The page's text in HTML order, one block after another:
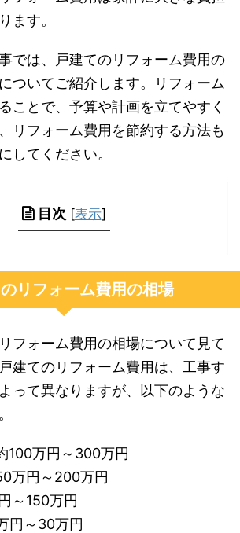
ます。
では、戸建てのリフォーム費用の
ついてご紹介します。リフォーム
ことで、予算や計画を立てやすく
リフォーム費用を節約する方法も
してください。
目次 [表示]
リフォーム費用の相場
フォーム費用の相場について見て
建てのリフォーム費用は、工事す
って異なりますが、以下のような
100万円～300万円
万円～200万円
～150万円
円～30万円